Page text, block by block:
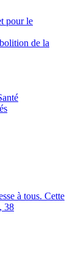
pour le
de la
à tous. Cette
38